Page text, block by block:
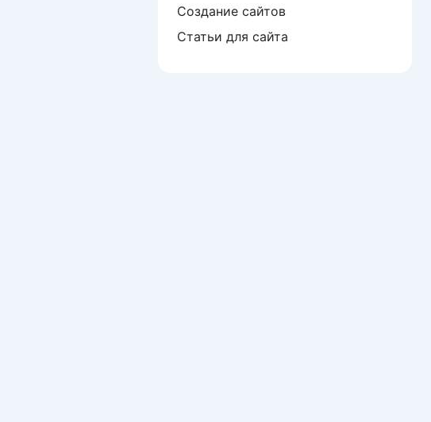
Создание сайтов
Статьи для сайта